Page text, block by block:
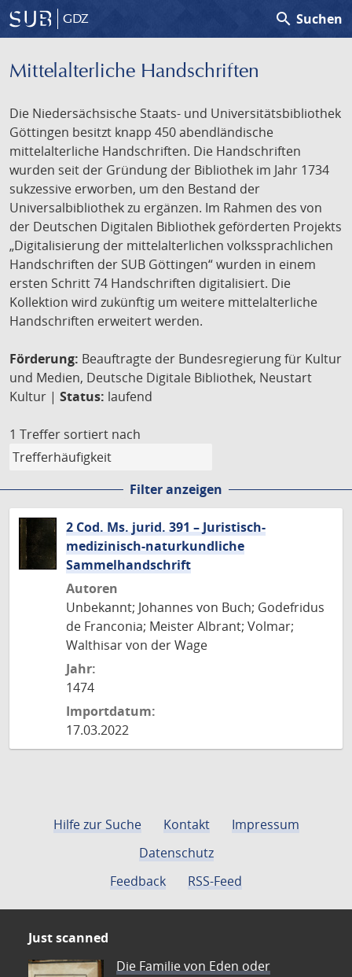
GDZ search Suchen
Mittelalterliche Handschriften
Die Niedersächsische Staats- und Universitätsbibliothek
Göttingen besitzt knapp 450 abendländische
mittelalterliche Handschriften. Die Handschriften
wurden seit der Gründung der Bibliothek im Jahr 1734
sukzessive erworben, um den Bestand der
Universalbibliothek zu ergänzen. Im Rahmen des von
der Deutschen Digitalen Bibliothek geförderten Projekts
„Digitalisierung der mittelalterlichen volkssprachlichen
Handschriften der SUB Göttingen“ wurden in einem
ersten Schritt 74 Handschriften digitalisiert. Die
Kollektion wird zukünftig um weitere mittelalterliche
Handschriften erweitert werden.
Förderung: Beauftragte der Bundesregierung für Kultur
und Medien, Deutsche Digitale Bibliothek, Neustart
Kultur | Status: laufend
1 Treffer sortiert nach
Filter anzeigen
2 Cod. Ms. jurid. 391 – Juristisch-
medizinisch-naturkundliche
Sammelhandschrift
Autoren
Unbekannt; Johannes von Buch; Godefridus
de Franconia; Meister Albrant; Volmar;
Walthisar von der Wage
Jahr:
1474
Importdatum:
17.03.2022
Hilfe zur Suche Kontakt
Impressum
Datenschutz
Feedback
RSS-Feed
Just scanned
Die Familie von Eden oder